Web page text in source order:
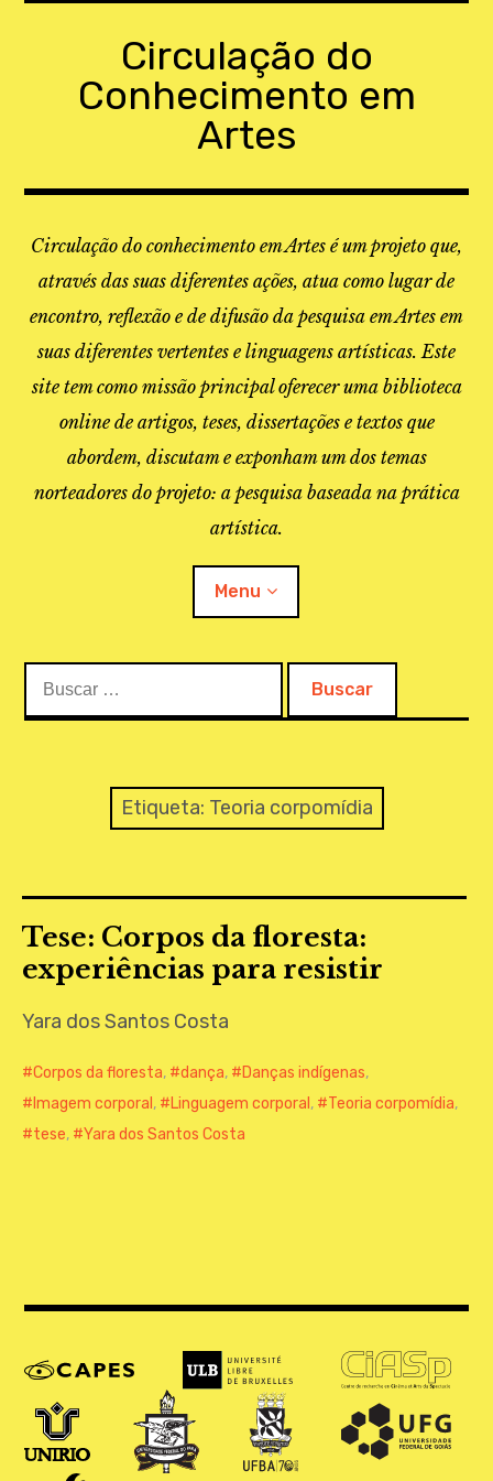
Circulação do
Conhecimento em
Artes
Circulação do conhecimento em Artes é um projeto que,
através das suas diferentes ações, atua como lugar de
encontro, reflexão e de difusão da pesquisa em Artes em
suas diferentes vertentes e linguagens artísticas. Este
site tem como missão principal oferecer uma biblioteca
online de artigos, teses, dissertações e textos que
abordem, discutam e exponham um dos temas
norteadores do projeto: a pesquisa baseada na prática
artística.
Menu
O PROJETO
MAPEAMENTO
REVISTA IEPA
CONTATO
Etiqueta: Teoria corpomídia
Tese: Corpos da floresta:
experiências para resistir
Yara dos Santos Costa
Corpos da floresta, dança, Danças indígenas,
Imagem corporal , Linguagem corporal , Teoria corpomídia,
tese, Yara dos Santos Costa